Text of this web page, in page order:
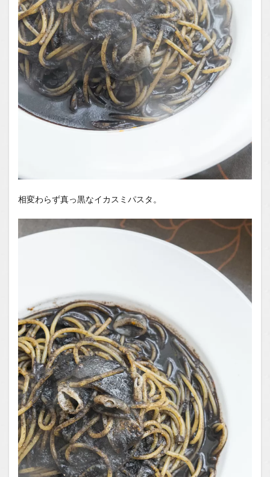
相変わらず真っ黒なイカスミパスタ。